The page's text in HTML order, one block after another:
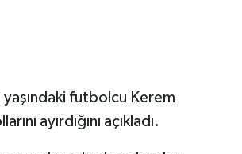
yaşındaki futbolcu Kerem
ayırdığını açıkladı.